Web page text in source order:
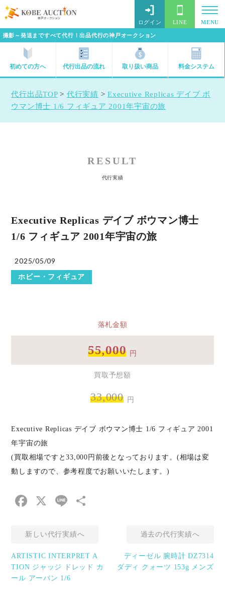
撮影～発送まですべて代行！出品代行の神戸オークション
ログイン LINE MENU
初めての方へ 代行出品の流れ 取り扱い商品 料金システム
代行出品TOP> 代行実績 >Executive Replicas デイブ ボ
ウマン博士 1/6 フィギュア 2001年宇宙の旅
RESULT
代行実績
Executive Replicas デイブ ボウマン博士
1/6 フィギュア 2001年宇宙の旅
2025/05/09
ホビー・フィギュア
落札金額
55,000 円
買取予想額
33,000 円
Executive Replicas デイブ ボウマン博士 1/6 フィギュア 2001
年宇宙の旅
(買取相場ですと33,000円前後となっております。(相場は変
動しますので、参考程度でお願いいたします。)
Facebook
X Line
新しい代行実績へ
ARTISTIC INTERPRET A
TION ジャッジ ドレッド カ
ール アーバン 1/6
過去の代行実績へ
ディーゼル 腕時計 DZ7314
ダディ クォーツ 153g メンズ